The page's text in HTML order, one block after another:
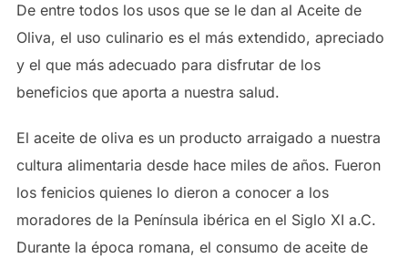
De entre todos los usos que se le dan al Aceite de
Oliva, el uso culinario es el más extendido, apreciado
y el que más adecuado para disfrutar de los
beneficios que aporta a nuestra salud.
El aceite de oliva es un producto arraigado a nuestra
cultura alimentaria desde hace miles de años. Fueron
los fenicios quienes lo dieron a conocer a los
moradores de la Península ibérica en el Siglo XI a.C.
Durante la época romana, el consumo de aceite de